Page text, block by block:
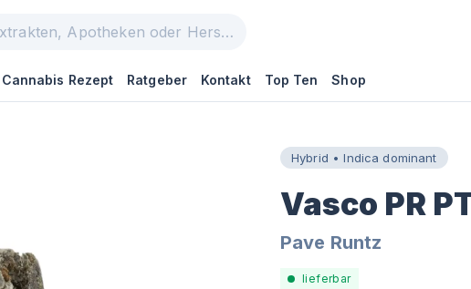
Cannabis Rezept Ratgeber Kontakt Top Ten Shop
Hybrid • Indica dominant
Vasco PR
Pave Runtz
lieferbar